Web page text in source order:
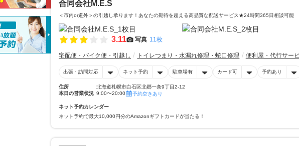
合同会社M.E.S
＜市内or道外＞の引越し承ります！あなたの期待を超える高品質な配送サービス★24時間365日相談可能
3.11 写真 11枚
宅配便・バイク便・引越し トイレつまり・水漏れ修理・蛇口修理 便利屋・代行サー
出張・訪問対応 ネット予約 駐車場有 カード可 予約あり
住所
北海道札幌市白石区北郷一条9丁目2-12
本日の営業状況 9:00〜20:00 予約空きあり
ネット予約カレンダー
ネット予約で最大10,000円分のAmazonギフトカードが当たる！